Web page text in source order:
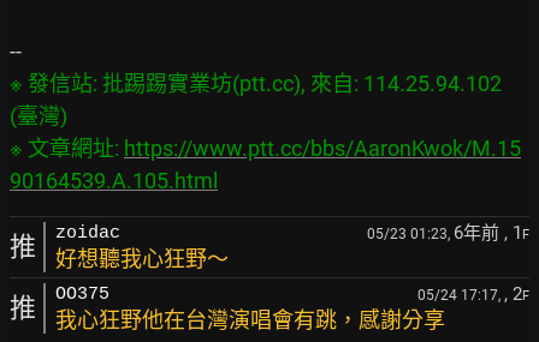
※ 發信站: 批踢踢實業坊(ptt.cc), 來自: 114.25.94.102
(臺灣)
※ 文章網址: https://www.ptt.cc/bbs/AaronKwok/M.15
90164539.A.105.html
推 zoidac 05/23 01:23, 6年前 , 1 F
好想聽我心狂野～
推 OO375 05/24 17:17, , 2F
我心狂野他在台灣演唱會有跳，感謝分享